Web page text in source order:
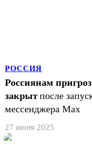
РОССИЯ
Россиянам
закрытпосле
мессенджера Max
27 июня 2025